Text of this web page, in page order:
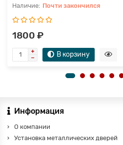
Почти закончился
1800 ₽
В корзину
Информация
О компании
Установка металлических дверей